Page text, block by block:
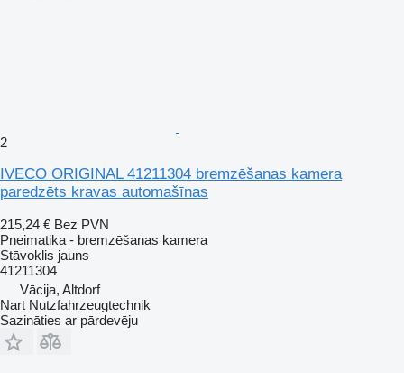
2
IVECO ORIGINAL 41211304 bremzēšanas kamera
paredzēts kravas automašīnas
215,24 € Bez PVN
Pneimatika - bremzēšanas kamera
Stāvoklis jauns
41211304
Vācija, Altdorf
Nart Nutzfahrzeugtechnik
Sazināties ar pārdevēju